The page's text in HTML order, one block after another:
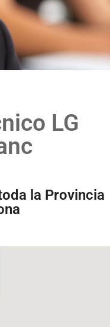
LG
la Provincia